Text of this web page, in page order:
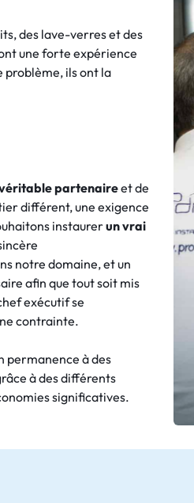
des lave-verres et des
une forte expérience
problème, ils ont la
partenaireet de
différent, une exigence
instaurerun vrai
notre domaine, et un
afin que tout soit mis
exécutif se
contrainte.
permanence à des
à des différents
significatives.